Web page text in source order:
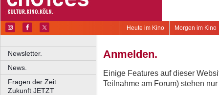
Morgen im Kino
Heute im Kino
Newsletter.
News.
Fragen der Zeit
Zukunft JETZT
Anmelden.
Einige Features auf dieser
Teilnahme am Forum) stehen